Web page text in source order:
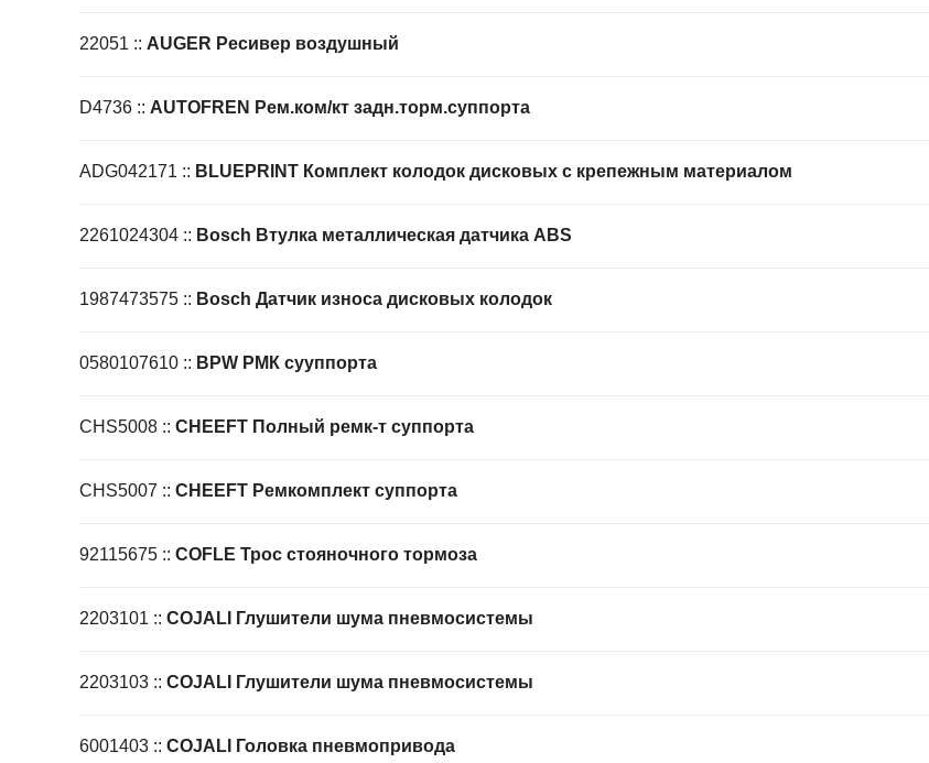
22051 :: AUGER Ресивер воздушный
D4736 :: AUTOFREN Рем.ком/кт задн.торм.суппорта
ADG042171 :: BLUEPRINT Комплект колодок дисковых с крепежным материалом
2261024304 :: Bosch Втулка металлическая датчика ABS
1987473575 :: Bosch Датчик износа дисковых колодок
0580107610 :: BPW РМК сууппорта
CHS5008 :: CHEEFT Полный ремк-т суппорта
CHS5007 :: CHEEFT Ремкомплект суппорта
92115675 :: COFLE Трос стояночного тормоза
2203101 :: COJALI Глушители шума пневмосистемы
2203103 :: COJALI Глушители шума пневмосистемы
6001403 :: COJALI Головка пневмопривода